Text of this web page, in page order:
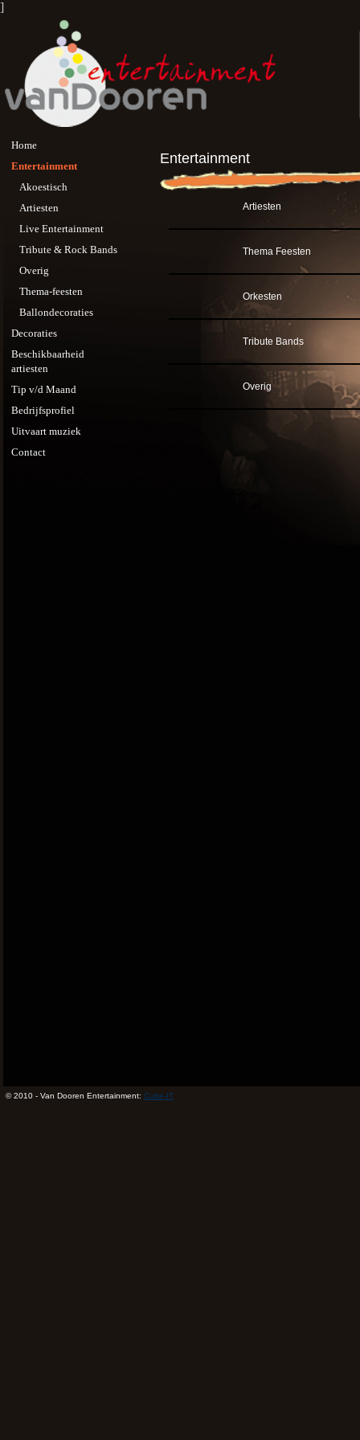
]
Home
Entertainment
Akoestisch
Artiesten
Live Entertainment
Tribute & Rock Bands
Overig
Thema-feesten
Ballondecoraties
Decoraties
Beschikbaarheid
artiesten
Tip v/d Maand
Bedrijfsprofiel
Uitvaart muziek
Contact
Entertainment
Artiesten
Thema Feesten
Orkesten
Tribute Bands
Overig
© 2010 - Van Dooren Entertainment: Cube-IT